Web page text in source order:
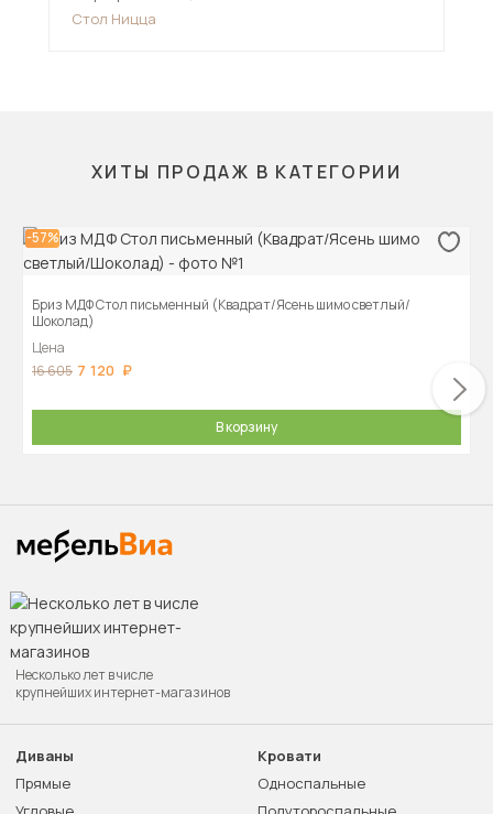
Стол Ницца
ХИТЫ ПРОДАЖ В КАТЕГОРИИ
-57%
Бриз МДФ Стол письменный (Квадрат/Ясень шимо светлый/
Шоколад)
Цена
16 605 7 120
В корзину
Несколько лет в числе
крупнейших интернет-магазинов
Диваны
Прямые
Кровати
Односпальные